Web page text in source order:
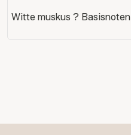
Witte muskus ? Basisnoten